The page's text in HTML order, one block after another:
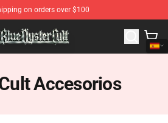
on orders over $100
- Official Blue Öyster Cult
Accesorios